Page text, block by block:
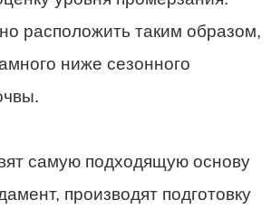
расположить таким образом,
ниже сезонного
самую подходящую основу
производят подготовку